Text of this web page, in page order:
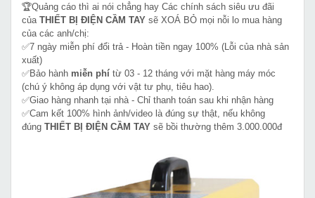
🏆Quảng cáo thì ai nói chẳng hay Các chính sách siêu ưu đãi
của THIẾT BỊ ĐIỆN CẦM TAY sẽ XOÁ BỎ mọi nỗi lo mua hàng
của các anh/chị:
✅7 ngày miễn phí đổi trả - Hoàn tiền ngay 100% (Lỗi của nhà sản
xuất)
✅Bảo hành miễn phí từ 03 - 12 tháng với mặt hàng máy móc
(chú ý không áp dụng với vật tư phụ, tiêu hao).
✅Giao hàng nhanh tại nhà - Chỉ thanh toán sau khi nhận hàng
✅Cam kết 100% hình ảnh/video là đúng sự thật, nếu không
đúng THIẾT BỊ ĐIỆN CẦM TAY sẽ bồi thường thêm 3.000.000đ